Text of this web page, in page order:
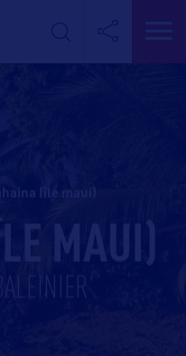
lahaina (île maui)
MAUI)